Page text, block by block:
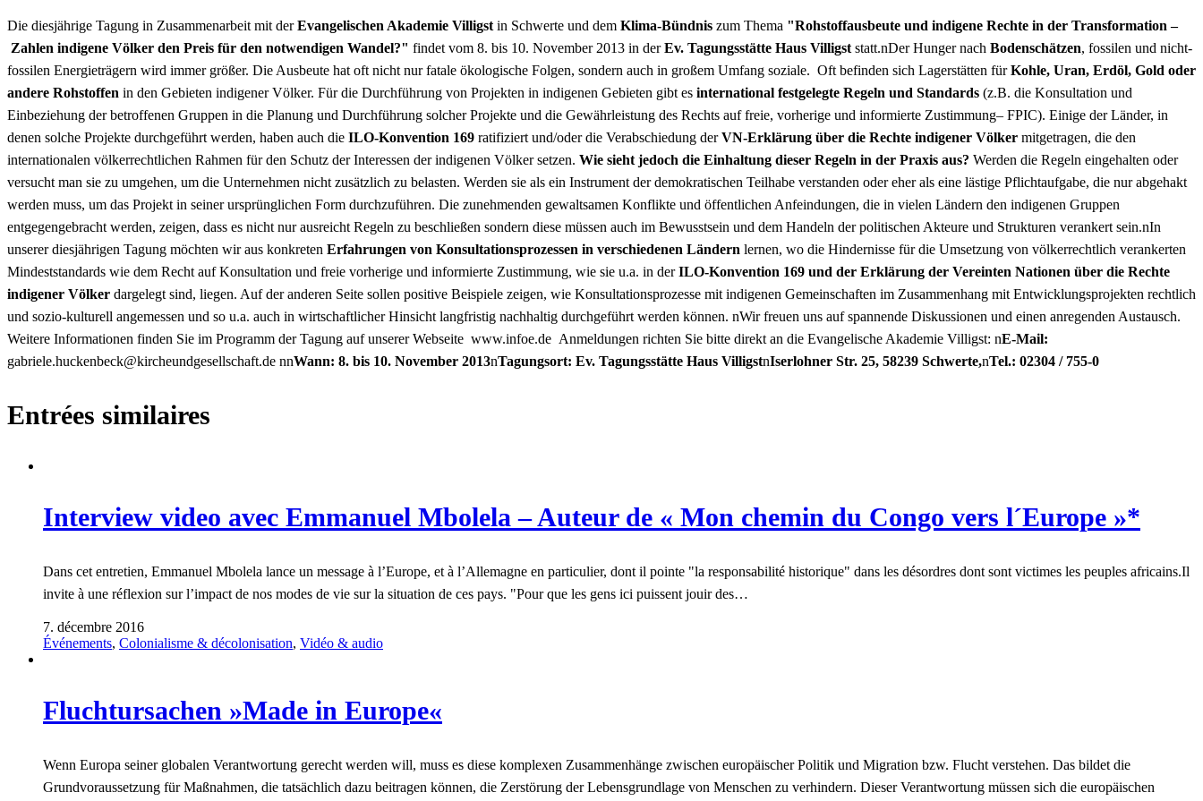
Die diesjährige Tagung in Zusammenarbeit mit derEvangelischen Akademie Villigst in Schwerte und dem Klima-Bündnis zum Thema "Rohstoffausbeute und indigene Rechte in der Transformation –
Zahlen indigene Völker den Preis für den notwendigen Wandel?" findet vom 8. bis 10. November 2013 in derEv. Tagungsstätte Haus Villigst statt.nDer Hunger nach Bodenschätzen, fossilen und nicht-
fossilen Energieträgern wird immer größer. Die Ausbeute hat oft nicht nur fatale ökologische Folgen, sondern auch in großem Umfang soziale. Oft befinden sich Lagerstätten fürKohle, Uran, Erdöl, Gold oder
andere Rohstoffen in den Gebieten indigener Völker. Für die Durchführung von Projekten in indigenen Gebieten gibt es international festgelegte Regeln und Standards (z.B. die Konsultation und
Einbeziehung der betroffenen Gruppen in die Planung und Durchführung solcher Projekte und die Gewährleistung des Rechts auf freie, vorherige und informierte Zustimmung– FPIC). Einige der Länder, in
denen solche Projekte durchgeführt werden, haben auch die ILO-Konvention 169 ratifiziert und/oder die Verabschiedung derVN-Erklärung über die Rechte indigener Völker mitgetragen, die den
internationalen völkerrechtlichen Rahmen für den Schutz der Interessen der indigenen Völker setzen. Wie sieht jedoch die Einhaltung dieser Regeln in der Praxis aus? Werden die Regeln eingehalten oder
versucht man sie zu umgehen, um die Unternehmen nicht zusätzlich zu belasten. Werden sie als ein Instrument der demokratischen Teilhabe verstanden oder eher als eine lästige Pflichtaufgabe, die nur abgehakt
werden muss, um das Projekt in seiner ursprünglichen Form durchzuführen. Die zunehmenden gewaltsamen Konflikte und öffentlichen Anfeindungen, die in vielen Ländern den indigenen Gruppen
entgegengebracht werden, zeigen, dass es nicht nur ausreicht Regeln zu beschließen sondern diese müssen auch im Bewusstsein und dem Handeln der politischen Akteure und Strukturen verankert sein.nIn
unserer diesjährigen Tagung möchten wir aus konkreten Erfahrungen von Konsultationsprozessen in verschiedenen Ländern lernen, wo die Hindernisse für die Umsetzung von völkerrechtlich verankerten
Mindeststandards wie dem Recht auf Konsultation und freie vorherige und informierte Zustimmung, wie sie u.a. in derILO-Konvention 169 und der Erklärung der Vereinten Nationen über die Rechte
indigener Völker dargelegt sind, liegen. Auf der anderen Seite sollen positive Beispiele zeigen, wie Konsultationsprozesse mit indigenen Gemeinschaften im Zusammenhang mit Entwicklungsprojekten rechtlich
und sozio-kulturell angemessen und so u.a. auch in wirtschaftlicher Hinsicht langfristig nachhaltig durchgeführt werden können. nWir freuen uns auf spannende Diskussionen und einen anregenden Austausch.
Weitere Informationen finden Sie im Programm der Tagung auf unserer Webseite www.infoe.de Anmeldungen richten Sie bitte direkt an die Evangelische Akademie Villigst: nE-Mail:
ed.tfahcsllesegdnuehcrik@kcebnekcuh.eleirbag nnWann: 8. bis 10. November 2013nTagungsort: Ev. Tagungsstätte Haus VilligstnIserlohner Str. 25, 58239 Schwerte,nTel.: 02304 / 755-0
Entrées similaires
Interview video avec Emmanuel Mbolela – Auteur de « Mon chemin du Congo vers l´Europe »*
Dans cet entretien, Emmanuel Mbolela lance un message à l’Europe, et à l’Allemagne en particulier, dont il pointe "la responsabilité historique" dans les désordres dont sont victimes les peuples africains.Il
invite à une réflexion sur l’impact de nos modes de vie sur la situation de ces pays. "Pour que les gens ici puissent jouir des…
7. décembre 2016
Événements, Colonialisme & décolonisation, Vidéo & audio
Fluchtursachen »Made in Europe«
Wenn Europa seiner globalen Verantwortung gerecht werden will, muss es diese komplexen Zusammenhänge zwischen europäischer Politik und Migration bzw. Flucht verstehen. Das bildet die
Grundvoraussetzung für Maßnahmen, die tatsächlich dazu beitragen können, die Zerstörung der Lebensgrundlage von Menschen zu verhindern. Dieser Verantwortung müssen sich die europäischen